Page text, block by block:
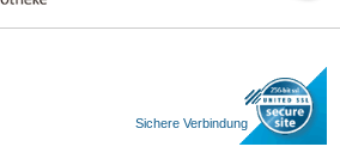
Sichere Verbindung